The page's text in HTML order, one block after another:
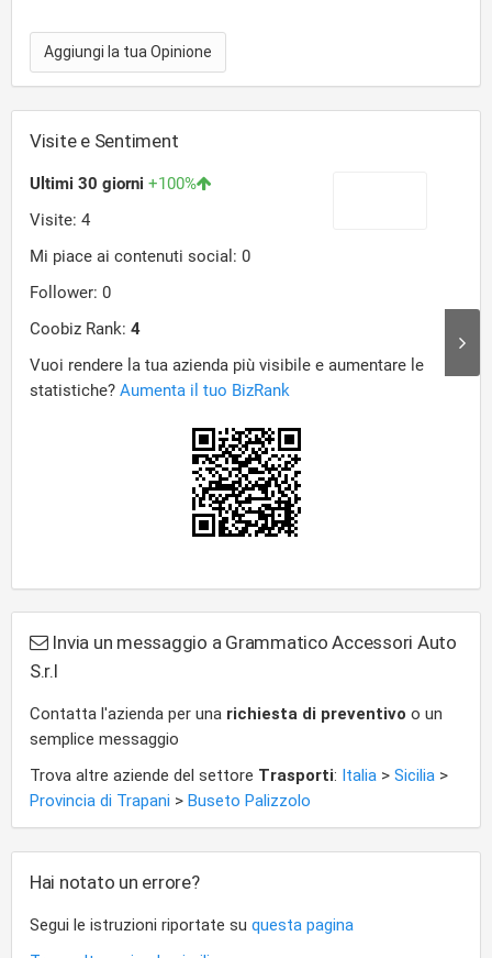
Aggiungi la tua Opinione
Visite e Sentiment
Invia un messaggio a Grammatico Accessori Auto
S.r.l
Contatta l'azienda per una richiesta di preventivo o un
semplice messaggio
Trova altre aziende del settore Trasporti: Italia > Sicilia >
Provincia di Trapani > Buseto Palizzolo
Hai notato un errore?
Segui le istruzioni riportate su questa pagina